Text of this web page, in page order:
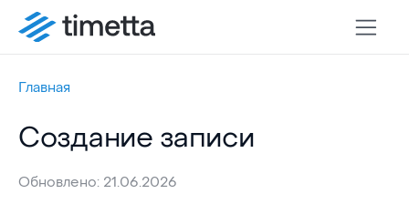
Главная
Создание записи
Обновлено: 21.06.2026